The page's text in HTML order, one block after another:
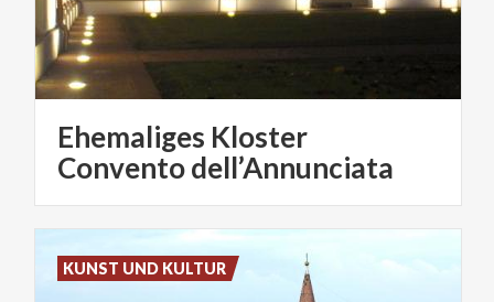
Ehemaliges Kloster
Convento dell’Annunciata
KUNST UND KULTUR